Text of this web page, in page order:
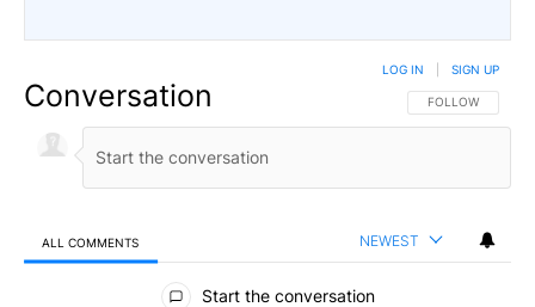
Conversation FOLLOW THIS
FOLLOW
LOG IN SIGN UP
ALL COMMENTS NEWEST
All Comments
Start the conversation